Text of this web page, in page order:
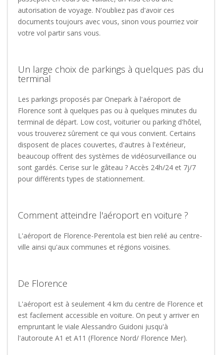
autorisation de voyage. N'oubliez pas d'avoir ces
documents toujours avec vous, sinon vous pourriez voir
votre vol partir sans vous.
Un large choix de parkings à quelques pas du
terminal
Les parkings proposés par Onepark à l'aéroport de
Florence sont à quelques pas ou à quelques minutes du
terminal de départ. Low cost, voiturier ou parking d'hôtel,
vous trouverez sûrement ce qui vous convient. Certains
disposent de places couvertes, d'autres à l'extérieur,
beaucoup offrent des systèmes de vidéosurveillance ou
sont gardés. Cerise sur le gâteau ? Accès 24h/24 et 7j/7
pour différents types de stationnement.
Comment atteindre l'aéroport en voiture ?
L'aéroport de Florence-Perentola est bien relié au centre-
ville ainsi qu'aux communes et régions voisines.
De Florence
L'aéroport est à seulement 4 km du centre de Florence et
est facilement accessible en voiture. On peut y arriver en
empruntant le viale Alessandro Guidoni jusqu'à
l'autoroute A1 et A11 (Florence Nord/ Florence Mer).